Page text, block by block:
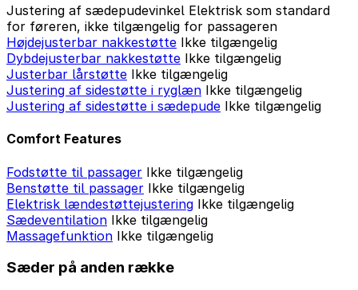
Justering af sædepudevinkel Elektrisk som standard
for føreren, ikke tilgængelig for passageren
Højdejusterbar nakkestøtte Ikke tilgængelig
Dybdejusterbar nakkestøtte Ikke tilgængelig
Justerbar lårstøtte Ikke tilgængelig
Justering af sidestøtte i ryglæn Ikke tilgængelig
Justering af sidestøtte i sædepude Ikke tilgængelig
Comfort Features
Fodstøtte til passager Ikke tilgængelig
Benstøtte til passager Ikke tilgængelig
Elektrisk lændestøttejustering Ikke tilgængelig
Sædeventilation Ikke tilgængelig
Massagefunktion Ikke tilgængelig
Sæder på anden række